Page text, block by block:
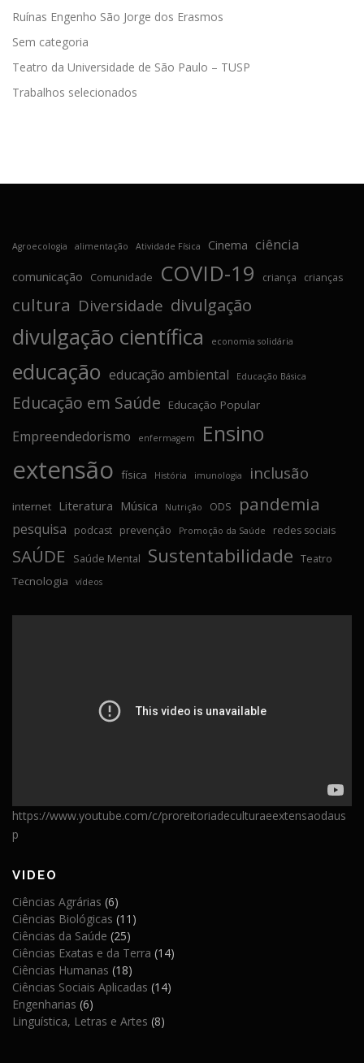
Ruínas Engenho São Jorge dos Erasmos
Sem categoria
Teatro da Universidade de São Paulo – TUSP
Trabalhos selecionados
Agroecologia alimentação Atividade Física Cinema ciência
comunicação Comunidade COVID-19 criança crianças
cultura Diversidade divulgação
divulgação científica economia solidária
educação educação ambiental Educação Básica
Educação em Saúde Educação Popular
Empreendedorismo enfermagem Ensino
extensão física História imunologia inclusão
internet Literatura Música Nutrição ODS pandemia
pesquisa podcast prevenção Promoção da Saúde redes sociais
SAÚDE Saúde Mental Sustentabilidade Teatro
Tecnologia vídeos
https://www.youtube.com/c/proreitoriadeculturaeextensaodaus
p
VIDEO
Ciências Agrárias (6)
Ciências Biológicas (11)
Ciências da Saúde (25)
Ciências Exatas e da Terra (14)
Ciências Humanas (18)
Ciências Sociais Aplicadas (14)
Engenharias (6)
Linguística, Letras e Artes (8)